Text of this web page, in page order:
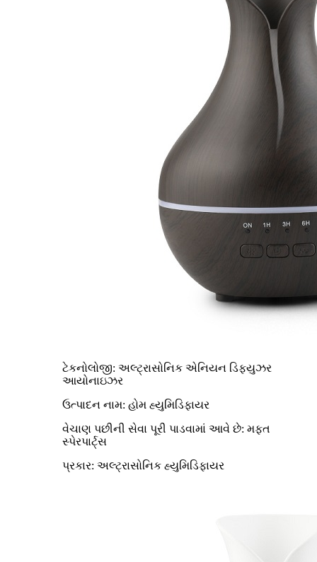
ટેકનોલોજી: અલ્ટ્રાસોનિક એનિયન ડિફ્યુઝર
આયોનાઇઝર
ઉત્પાદન નામ: હોમ હ્યુમિડિફાયર
વેચાણ પછીની સેવા પૂરી પાડવામાં આવે છે: મફત
સ્પેરપાર્ટ્સ
પ્રકાર: અલ્ટ્રાસોનિક હ્યુમિડિફાયર